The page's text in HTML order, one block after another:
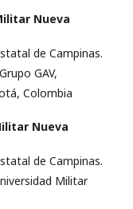
Nueva
de Campinas.
GAV,
Colombia
Nueva
de Campinas.
Militar